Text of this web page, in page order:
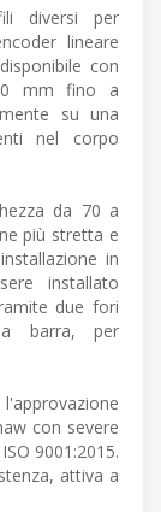
diversi per
lineare
con
mm fino a
su una
nel corpo
da 70 a
più stretta e
in
installato
due fori
barra, per
l'approvazione
con severe
9001:2015.
attiva a